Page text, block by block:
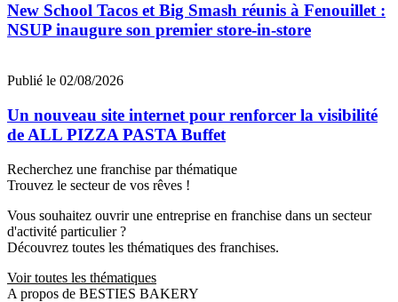
New School Tacos et Big Smash réunis à Fenouillet :
NSUP inaugure son premier store-in-store
Publié le 02/08/2026
Un nouveau site internet pour renforcer la visibilité
de ALL PIZZA PASTA Buffet
Recherchez une franchise par thématique
Trouvez le secteur de vos rêves !
Vous souhaitez ouvrir une entreprise en franchise dans un secteur
d'activité particulier ?
Découvrez toutes les thématiques des franchises.
Voir toutes les thématiques
A propos de BESTIES BAKERY